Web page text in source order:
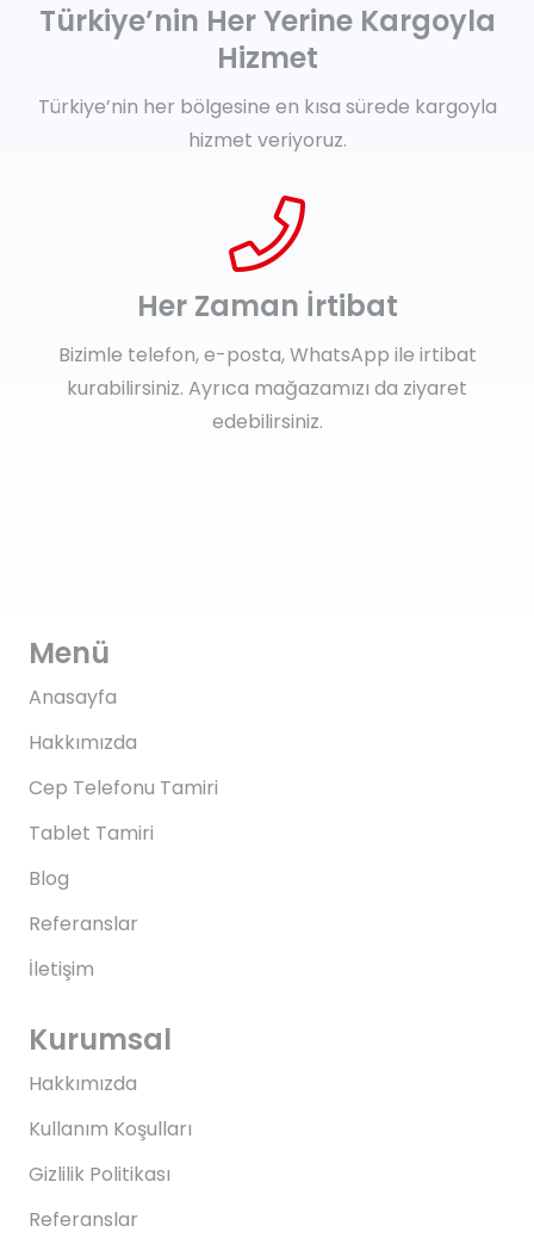
Türkiye’nin Her Yerine Kargoyla
Hizmet
Türkiye’nin her bölgesine en kısa sürede kargoyla
hizmet veriyoruz.
Her Zaman İrtibat
Bizimle telefon, e-posta, WhatsApp ile irtibat
kurabilirsiniz. Ayrıca mağazamızı da ziyaret
edebilirsiniz.
Menü
Anasayfa
Hakkımızda
Cep Telefonu Tamiri
Tablet Tamiri
Blog
Referanslar
İletişim
Kurumsal
Hakkımızda
Kullanım Koşulları
Gizlilik Politikası
Referanslar